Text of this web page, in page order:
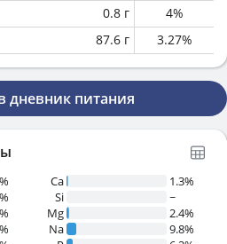
0.8 г 4%
87.6 г 3.27%
дневник питания
Ca
1.3%
Si
~
Mg
2.4%
Na
9.8%